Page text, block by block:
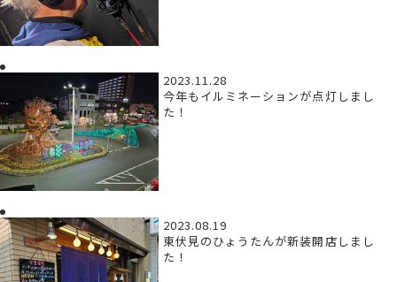
2023.11.28
今年もイルミネーションが点灯しまし
た！
2023.08.19
東伏見のひょうたんが新装開店しまし
た！